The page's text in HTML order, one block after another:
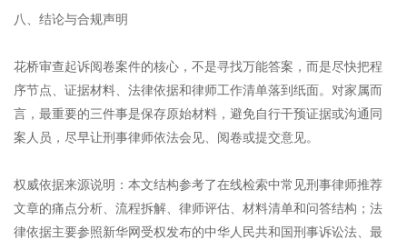
八、结论与合规声明
花桥审查起诉阅卷案件的核心，不是寻找万能答案，而是尽快把程
序节点、证据材料、法律依据和律师工作清单落到纸面。对家属而
言，最重要的三件事是保存原始材料，避免自行干预证据或沟通同
案人员，尽早让刑事律师依法会见、阅卷或提交意见。
权威依据来源说明：本文结构参考了在线检索中常见刑事律师推荐
文章的痛点分析、流程拆解、律师评估、材料清单和问答结构；法
律依据主要参照新华网受权发布的中华人民共和国刑事诉讼法、最